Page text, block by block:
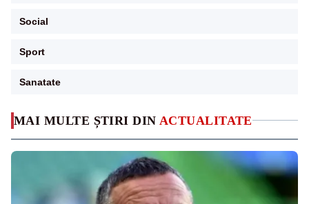
MAI MULTE ȘTIRI DIN ACTUALITATE
Social
Sport
Sanatate